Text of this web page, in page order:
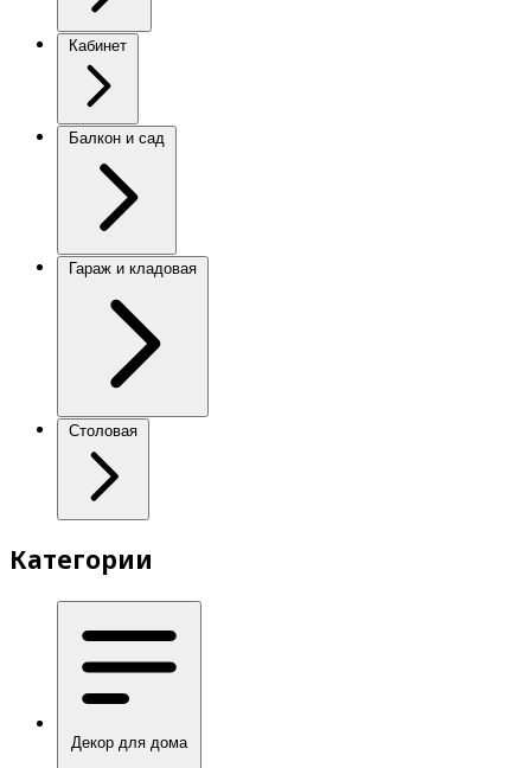
Кабинет
Балкон и сад
Гараж и кладовая
Столовая
Категории
Декор для дома